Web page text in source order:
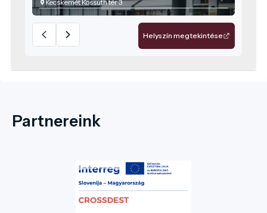
Kecskemét Kossuth tér 3
Helyszín megtekintése
Partnereink